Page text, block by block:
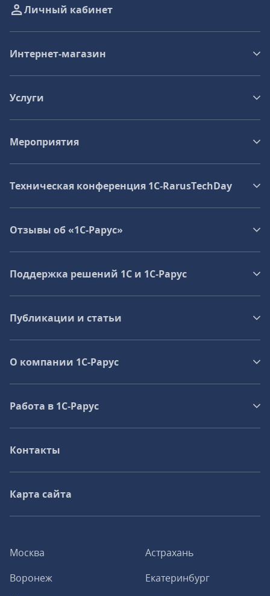
Москва
Астрахань
Воронеж
Екатеринбург
Личный кабинет
Интернет-магазин
Услуги
Мероприятия
Техническая конференция 1C‑RarusTechDay
Отзывы об «1С-Рарус»
Поддержка решений 1С и 1С‑Рарус
Публикации и статьи
О компании 1C-Рарус
Работа в 1С‑Рарус
Контакты
Карта сайта